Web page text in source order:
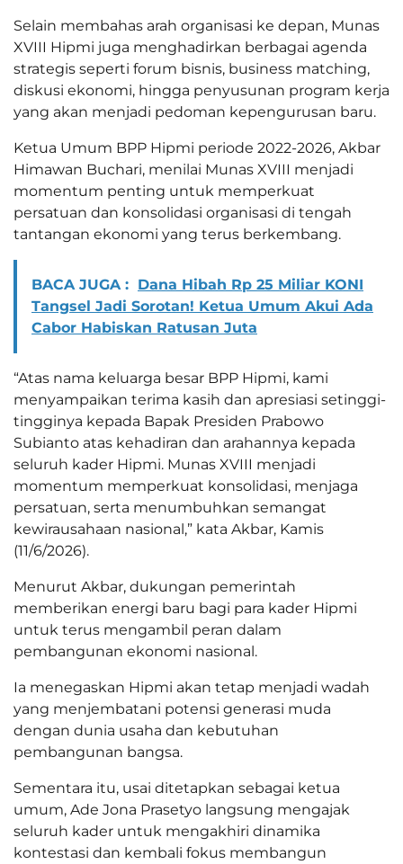
Selain membahas arah organisasi ke depan, Munas
XVIII Hipmi juga menghadirkan berbagai agenda
strategis seperti forum bisnis, business matching,
diskusi ekonomi, hingga penyusunan program kerja
yang akan menjadi pedoman kepengurusan baru.
Ketua Umum BPP Hipmi periode 2022-2026, Akbar
Himawan Buchari, menilai Munas XVIII menjadi
momentum penting untuk memperkuat
persatuan dan konsolidasi organisasi di tengah
tantangan ekonomi yang terus berkembang.
BACA JUGA : Dana Hibah Rp 25 Miliar KONI
Tangsel Jadi Sorotan! Ketua Umum Akui Ada
Cabor Habiskan Ratusan Juta
“Atas nama keluarga besar BPP Hipmi, kami
menyampaikan terima kasih dan apresiasi setinggi-
tingginya kepada Bapak Presiden Prabowo
Subianto atas kehadiran dan arahannya kepada
seluruh kader Hipmi. Munas XVIII menjadi
momentum memperkuat konsolidasi, menjaga
persatuan, serta menumbuhkan semangat
kewirausahaan nasional,” kata Akbar, Kamis
(11/6/2026).
Menurut Akbar, dukungan pemerintah
memberikan energi baru bagi para kader Hipmi
untuk terus mengambil peran dalam
pembangunan ekonomi nasional.
Ia menegaskan Hipmi akan tetap menjadi wadah
yang menjembatani potensi generasi muda
dengan dunia usaha dan kebutuhan
pembangunan bangsa.
Sementara itu, usai ditetapkan sebagai ketua
umum, Ade Jona Prasetyo langsung mengajak
seluruh kader untuk mengakhiri dinamika
kontestasi dan kembali fokus membangun